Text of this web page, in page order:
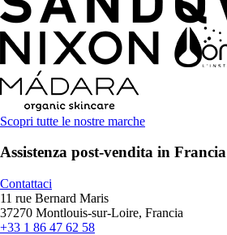
Scopri tutte le nostre marche
Assistenza post-vendita in Francia
Contattaci
11 rue Bernard Maris
37270 Montlouis-sur-Loire, Francia
+33 1 86 47 62 58